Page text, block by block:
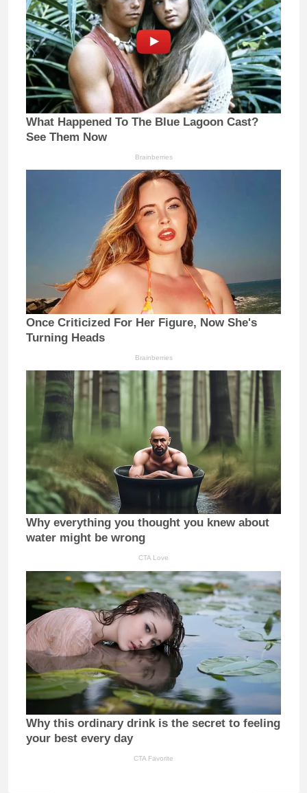
What Happened To The Blue Lagoon Cast?
See Them Now
Brainberries
Once Criticized For Her Figure, Now She's
Turning Heads
Brainberries
Why everything you thought you knew about
water might be wrong
CTA Love
Why this ordinary drink is the secret to feeling
your best every day
CTA Favorite